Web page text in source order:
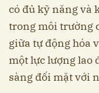
có đủ kỹ năng và
trong môi trường
giữa tự động hóa
một lực lượng lao
sàng đối mặt với